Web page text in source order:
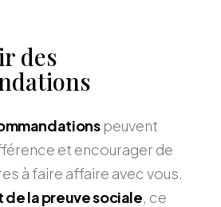
des
peuvent
et encourager de
à faire affaire avec vous.
la preuve sociale, ce